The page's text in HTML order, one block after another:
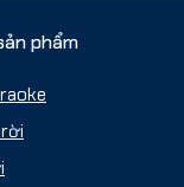
phẩm